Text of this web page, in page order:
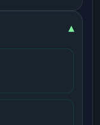
▾